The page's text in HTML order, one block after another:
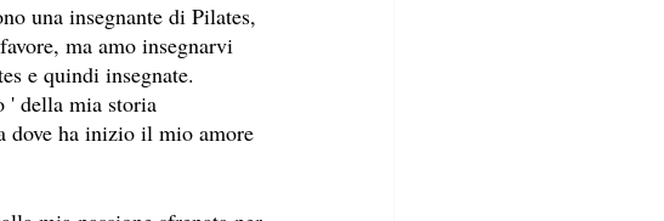
una insegnante di Pilates,
ma amo insegnarvi
e quindi insegnate.
' della mia storia
dove ha inizio il mio amore